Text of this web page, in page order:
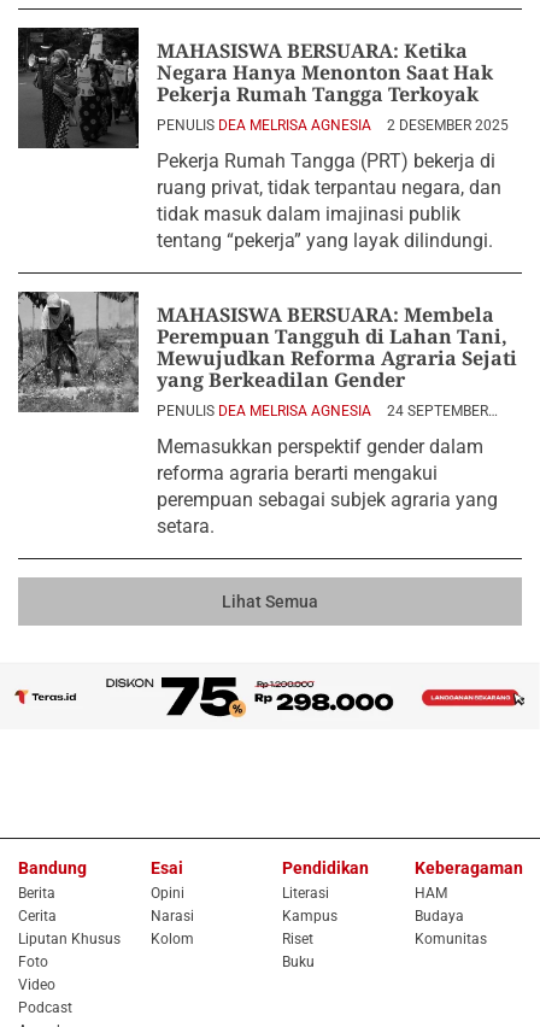
MAHASISWA BERSUARA: Ketika
Negara Hanya Menonton Saat Hak
Pekerja Rumah Tangga Terkoyak
PENULIS DEA MELRISA AGNESIA 2 DESEMBER 2025
Pekerja Rumah Tangga (PRT) bekerja di
ruang privat, tidak terpantau negara, dan
tidak masuk dalam imajinasi publik
tentang “pekerja” yang layak dilindungi.
MAHASISWA BERSUARA: Membela
Perempuan Tangguh di Lahan Tani,
Mewujudkan Reforma Agraria Sejati
yang Berkeadilan Gender
PENULIS DEA MELRISA AGNESIA
24 SEPTEMBER
Memasukkan perspektif gender dalam
reforma agraria berarti mengakui
perempuan sebagai subjek agraria yang
setara.
Lihat Semua
Bandung
Berita
Cerita
Liputan Khusus
Foto
Video
Podcast
Esai
Opini
Narasi
Kolom
Pendidikan
Literasi
Kampus
Riset
Buku
Keberagaman
HAM
Budaya
Komunitas